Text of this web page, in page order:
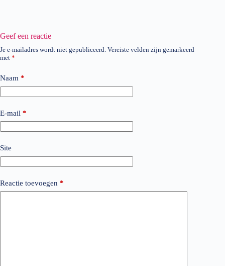
Geef een reactie
Je e-mailadres wordt niet gepubliceerd. Vereiste velden zijn gemarkeerd
met *
Naam *
E-mail *
Site
Reactie toevoegen *